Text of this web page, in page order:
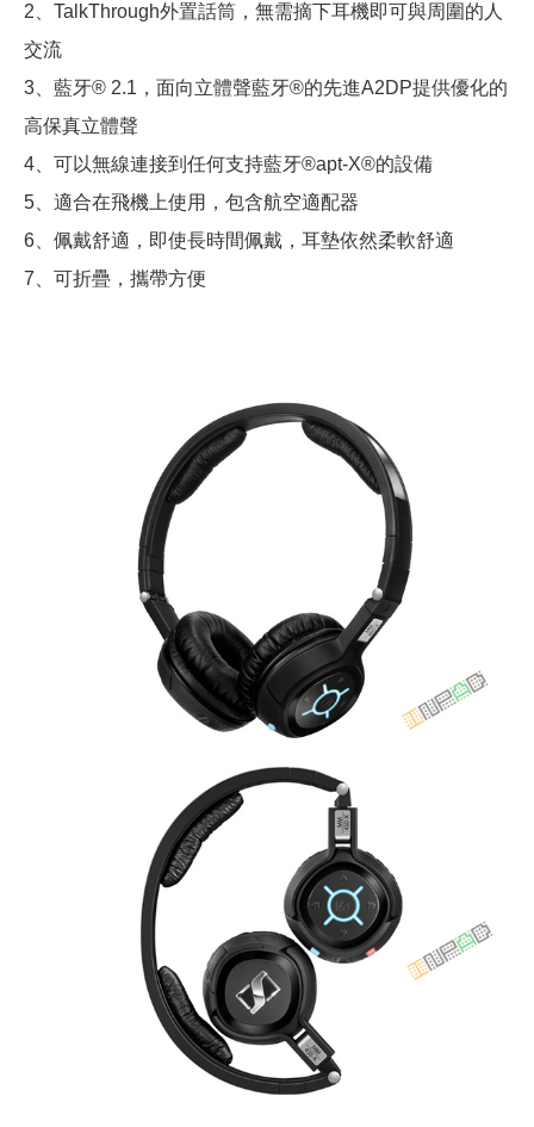
2、TalkThrough外置話筒，無需摘下耳機即可與周圍的人
交流
3、藍牙® 2.1，面向立體聲藍牙®的先進A2DP提供優化的
高保真立體聲
4、可以無線連接到任何支持藍牙®apt-X®的設備
5、適合在飛機上使用，包含航空適配器
6、佩戴舒適，即使長時間佩戴，耳墊依然柔軟舒適
7、可折疊，攜帶方便